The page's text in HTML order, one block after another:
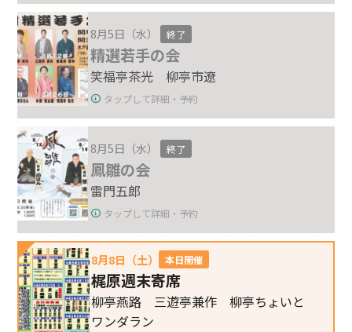
8月5日（水） 終了
精選若手の会
笑福亭茶光 柳亭市遼
タップして詳細・予約
8月5日（水） 終了
鳳雛の会
雷門五郎
タップして詳細・予約
8月8日（土） 本日開催
梶原週末寄席
柳亭燕路 三遊亭兼作 柳亭ちょいと
ワンダラン